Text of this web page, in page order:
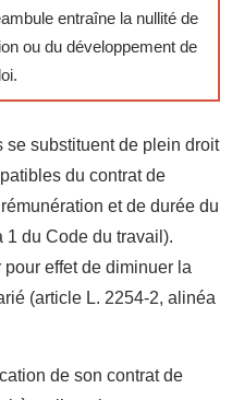
entraîne la nullité de
ou du développement de
se substituent de plein droit
du contrat de
et de durée du
1 du Code du travail).
pour effet de diminuer la
(article L. 2254-2, alinéa
de son contrat de